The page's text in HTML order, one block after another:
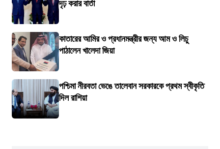
দৃঢ় করার বার্তা
কাতারের আমির ও প্রধানমন্ত্রীর জন্য আম ও লিচু
পাঠালেন খালেদা জিয়া
পশ্চিমা নীরবতা ভেঙে তালেবান সরকারকে প্রথম স্বীকৃতি
দিল রাশিয়া